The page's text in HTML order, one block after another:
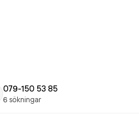
079-150 53 85
6 sökningar